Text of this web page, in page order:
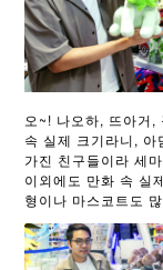
오~! 나오하, 뜨아거,
속 실제 크기라니,
가진 친구들이라 세
이외에도 만화 속 실
형이나 마스코트도